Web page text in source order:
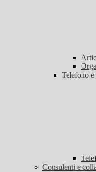
Telefono e
Consulenti e